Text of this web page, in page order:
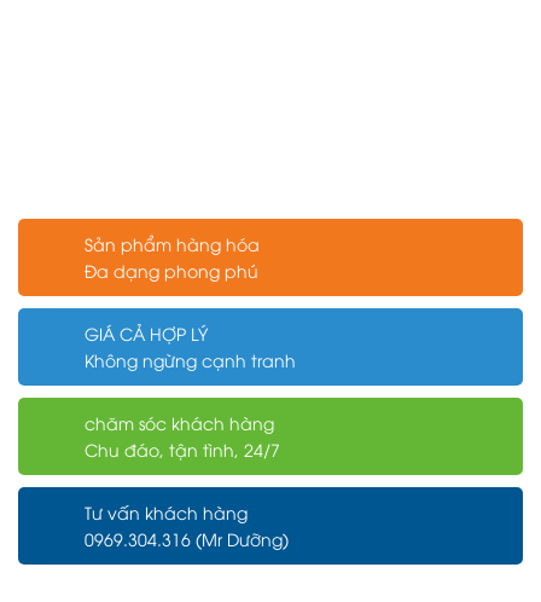
Sản phẩm hàng hóa
Đa dạng phong phú
GIÁ CẢ HỢP LÝ
Không ngừng cạnh tranh
chăm sóc khách hàng
Chu đáo, tận tình, 24/7
Tư vấn khách hàng
0969.304.316 (Mr Dưỡng)